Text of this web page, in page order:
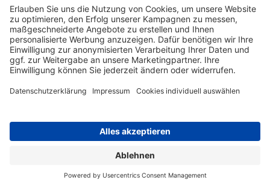
Sie sind auf der Suche nach dem passenden Druckerzubehör
oder Zubehör für das Büro, den Computer oder Ihr
Smartphone? Dann sind Sie bei Druckerzubehoer.de genau
richtig! Unser breites Sortiment bietet unter anderem Tinte
und Toner für alle gängigen Druckermodelle – großer sowie
kleiner Hersteller. Zugleich sind wir Ihr Online Fachhandel für
einrichten, die Werkstatt ausstatten oder den Alltag mit
was Ihren Arbeitsplatz noch komfortabler macht, finden Sie
bei uns auch Bastelspaß, Schulbedarf, Beleuchtung,
für die ganze Familie. Entdecken Sie günstige Angebote und
allerlei Ideen auf Druckerzubehoer.de!